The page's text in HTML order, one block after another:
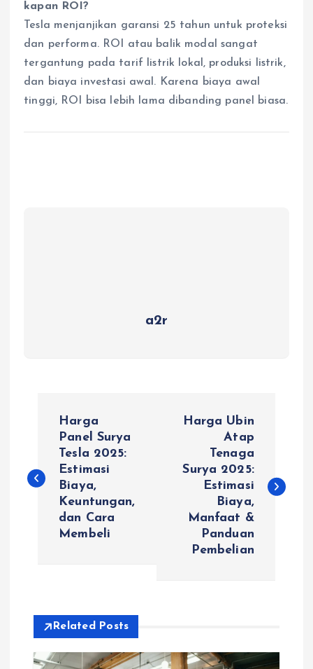
kapan ROI?
Tesla menjanjikan garansi 25 tahun untuk proteksi
dan performa. ROI atau balik modal sangat
tergantung pada tarif listrik lokal, produksi listrik,
dan biaya investasi awal. Karena biaya awal
tinggi, ROI bisa lebih lama dibanding panel biasa.
a2r
s
v
Harga
Panel Surya
Tesla 2025:
Estimasi
Biaya,
Keuntungan,
dan Cara
Membeli
Harga Ubin
Atap
Tenaga
Surya 2025:
Estimasi
Biaya,
Manfaat &
Panduan
Pembelian
Related Posts